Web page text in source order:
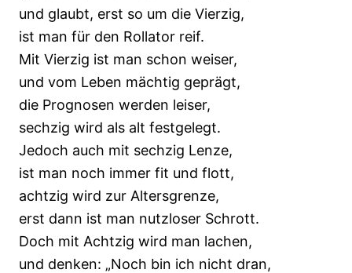
und glaubt, erst so um die Vierzig,
ist man für den Rollator reif.
Mit Vierzig ist man schon weiser,
und vom Leben mächtig geprägt,
die Prognosen werden leiser,
sechzig wird als alt festgelegt.
Jedoch auch mit sechzig Lenze,
ist man noch immer fit und flott,
achtzig wird zur Altersgrenze,
erst dann ist man nutzloser Schrott.
Doch mit Achtzig wird man lachen,
und denken: „Noch bin ich nicht dran,